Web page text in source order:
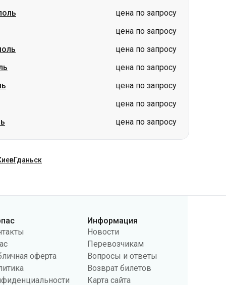
цена по запросу
цена по запросу
цена по запросу
цена по запросу
цена по запросу
цена по запросу
цена по запросу
Гданьск
оферта
Информация
Новости
Перевозчикам
Вопросы и ответы
Возврат билетов
Карта сайта